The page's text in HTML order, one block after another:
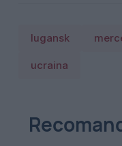
lugansk
ucraina